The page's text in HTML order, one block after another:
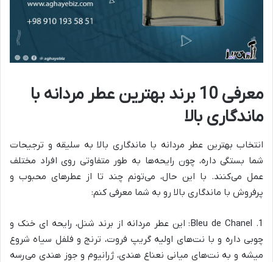
معرفی 10 برند بهترین عطر مردانه با
ماندگاری بالا
انتخاب بهترین عطر مردانه با ماندگاری بالا به سلیقه و ترجیحات
شما بستگی داره، چون رایحه‌ها به طور متفاوتی روی افراد مختلف
عمل می‌کنند. با این حال، می‌تونم چند تا از عطرهای محبوب و
پرفروش با ماندگاری بالا رو به شما معرفی کنم:
1. Bleu de Chanel: این عطر مردانه از برند شنل، رایحه ای خنک و
چوبی داره و با نت‌های اولیه گریپ فروت، ترنج و فلفل سیاه شروع
میشه و به نت‌های میانی نعناع هندی، ژرانیوم و جوز هندی می‌رسه